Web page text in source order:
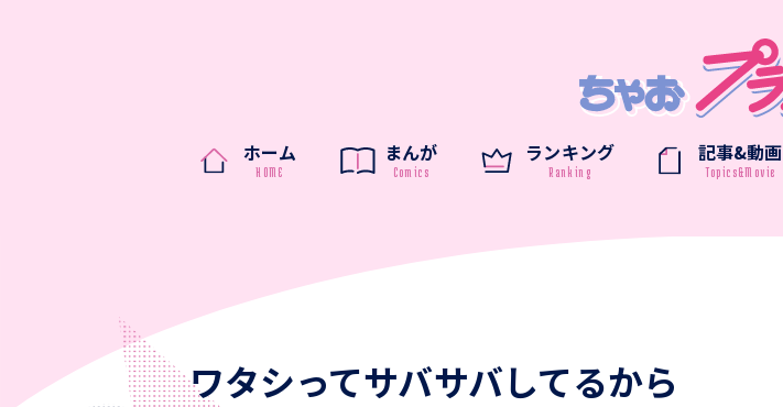
ホーム まんが ランキング 記事&動画
ワタシってサバサバしてるから